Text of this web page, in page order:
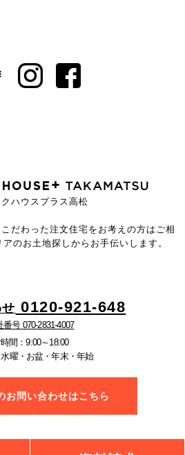
ハウスプラス高松
だわった注文住宅を お考えの方はご相
アのお土地探しからお手伝いします。
0120-921-648
番号 070-2831-4007
間：9:00～18:00
曜・お盆・年末・年始
お問い合わせはこちら